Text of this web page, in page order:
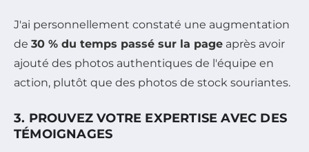
J'ai personnellement constaté une augmentation
de 30 % du temps passé sur la page après avoir
ajouté des photos authentiques de l'équipe en
action, plutôt que des photos de stock souriantes.
3. PROUVEZ VOTRE EXPERTISE AVEC DES
TÉMOIGNAGES